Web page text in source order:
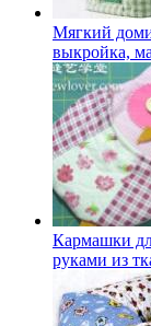
Мягкий
выкройка,
Кармашки
руками из